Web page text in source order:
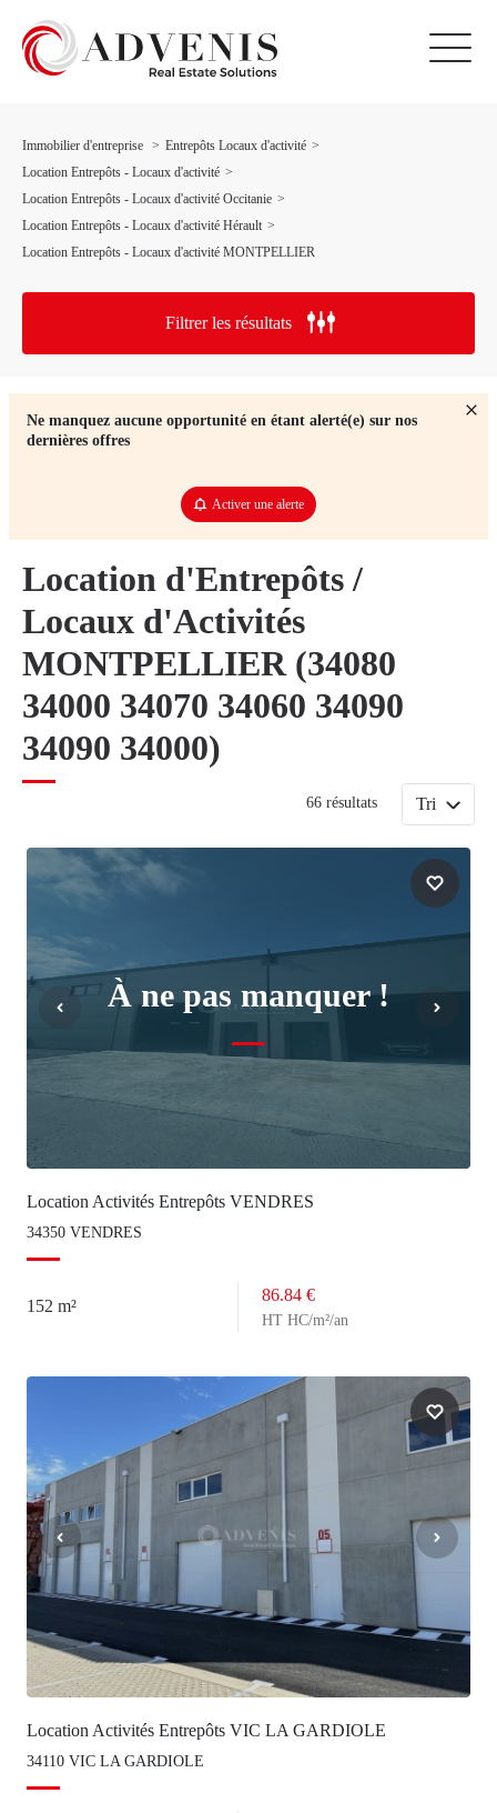
Immobilier d'entreprise
Entrepôts Locaux d'activité
Location Entrepôts - Locaux d'activité
Location Entrepôts - Locaux d'activité Occitanie
Location Entrepôts - Locaux d'activité Hérault
Location Entrepôts - Locaux d'activité MONTPELLIER
Filtrer les résultats
Ne manquez aucune opportunité en étant alerté(e) sur nos
dernières offres
Activer une alerte
Location d'Entrepôts /
Locaux d'Activités
MONTPELLIER (34080
34000 34070 34060 34090
34090 34000)
66 résultats Tri
À ne pas manquer !
Location Activités Entrepôts VENDRES
34350 VENDRES
152 m²
86.84 €
HT HC/m²/an
Location Activités Entrepôts VIC LA GARDIOLE
34110 VIC LA GARDIOLE